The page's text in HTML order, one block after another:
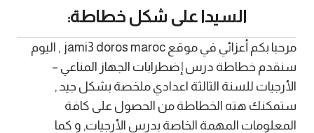
السيدا على شكل خطاطة:
مرحبا بكم أعزائي في موقع jami3 doros maroc , اليوم
سنقدم خطاطة درس إضطرابات الجهاز المناعي –
الأرجيات للسنة الثالثة اعدادي ملخصة بشكل جيد ,
ستمكنك هته الخطاطة من الحصول على كافة
المعلومات المهمة الخاصة بدرس الأرجيات, و كما